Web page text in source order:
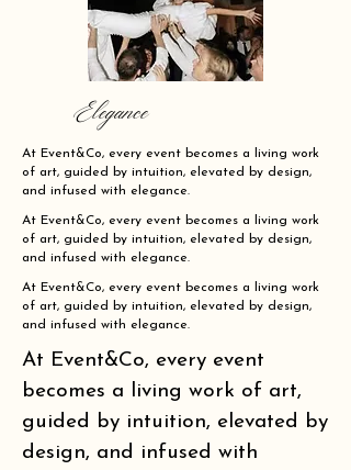
Elegance
At Event&Co, every event becomes a living work
of art, guided by intuition, elevated by design,
and infused with elegance.
At Event&Co, every event becomes a living work
of art, guided by intuition, elevated by design,
and infused with elegance.
At Event&Co, every event becomes a living work
of art, guided by intuition, elevated by design,
and infused with elegance.
At Event&Co, every event
becomes a living work of art,
guided by intuition, elevated by
design, and infused with